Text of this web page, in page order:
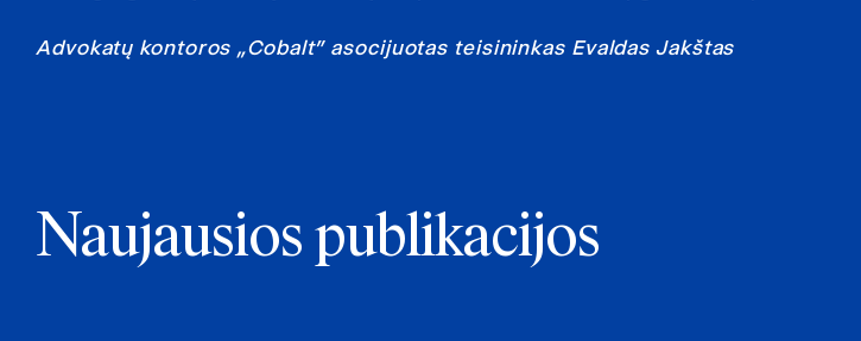
Advokatų kontoros „Cobalt” asocijuotas teisininkas Evaldas Jakštas
Naujausios publikacijos